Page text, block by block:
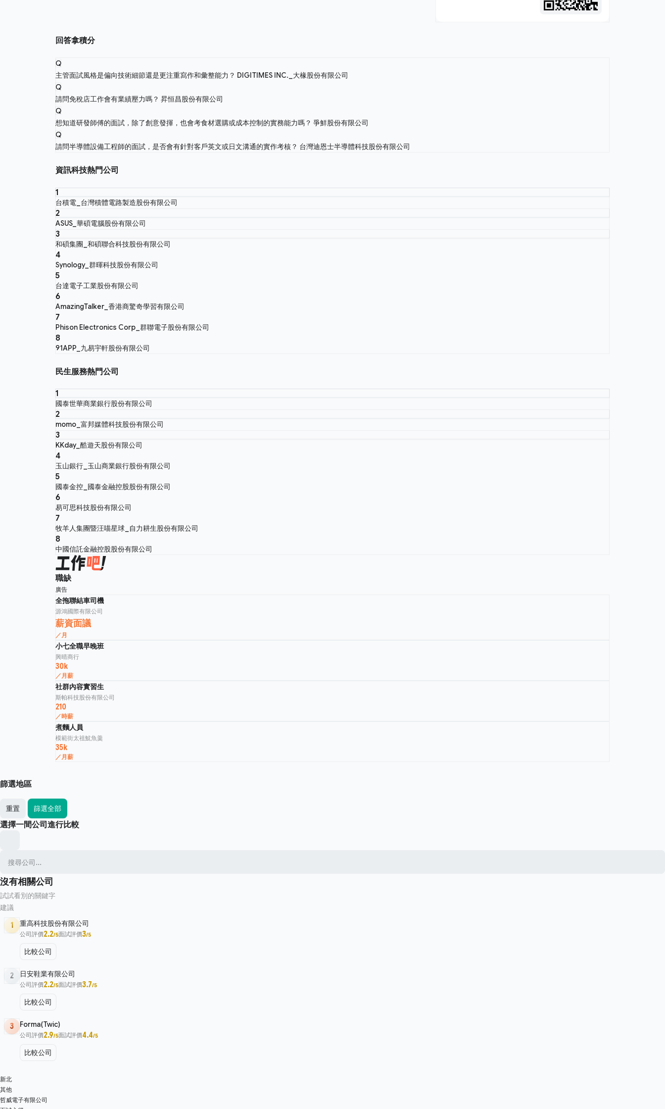
回答拿積分
Q
主管面試風格是偏向技術細節還是更注重寫作和彙整能力？ DIGITIMES INC._大椽股份有限公司
Q
請問免稅店工作會有業績壓力嗎？ 昇恒昌股份有限公司
Q
想知道研發師傅的面試，除了創意發揮，也會考食材選購或成本控制的實務能力嗎？ 爭鮮股份有限公司
Q
請問半導體設備工程師的面試，是否會有針對客戶英文或日文溝通的實作考核？ 台灣迪恩士半導體科技股份有限公司
資訊科技熱門公司
1
台積電_台灣積體電路製造股份有限公司
2
ASUS_華碩電腦股份有限公司
3
和碩集團_和碩聯合科技股份有限公司
4
Synology_群暉科技股份有限公司
5
台達電子工業股份有限公司
6
AmazingTalker_香港商驚奇學習有限公司
7
Phison Electronics Corp_群聯電子股份有限公司
8
91APP_九易宇軒股份有限公司
民生服務熱門公司
1
國泰世華商業銀行股份有限公司
2
momo_富邦媒體科技股份有限公司
3
KKday_酷遊天股份有限公司
4
玉山銀行_玉山商業銀行股份有限公司
5
國泰金控_國泰金融控股股份有限公司
6
易可思科技股份有限公司
7
牧羊人集團暨汪喵星球_自力耕生股份有限公司
8
中國信託金融控股股份有限公司
職缺
廣告
全拖聯結車司機
源鴻國際有限公司
薪資面議
／月
小七全職早晚班
興晴商行
30k
／月薪
社群內容實習生
斯帕科技股份有限公司
210
／時薪
煮麵人員
模範街太祖魷魚羹
35k
／月薪
篩選地區
重置 篩選全部
選擇一間公司進行比較
沒有相關公司
試試看別的關鍵字
建議
1 重高科技股份有限公司
公司評價2.2/5面試評價3/5
比較公司
2 日安鞋業有限公司
公司評價2.2/5面試評價3.7/5
比較公司
3 Forma(Twic)
公司評價2.9/5面試評價4.4/5
比較公司
新北
其他
哲威電子有限公司